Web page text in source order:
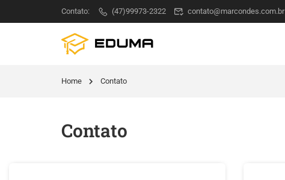
Contato: (47)99973-2322 contato@marcondes.com.br
Home Contato
Contato